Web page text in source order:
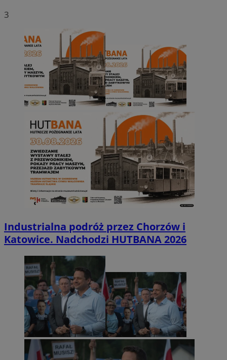
3
Industrialna podróż przez Chorzów i
Katowice. Nadchodzi HUTBANA 2026